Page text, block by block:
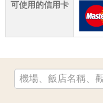
可使用的信用卡